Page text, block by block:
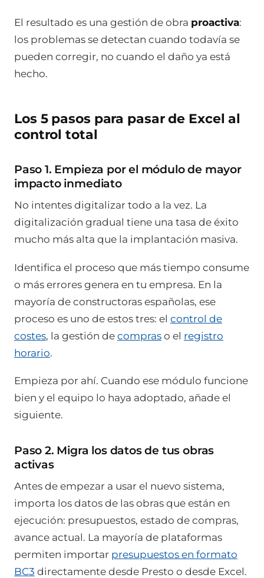
El resultado es una gestión de obra proactiva:
los problemas se detectan cuando todavía se
pueden corregir, no cuando el daño ya está
hecho.
Los 5 pasos para pasar de Excel al
control total
Paso 1. Empieza por el módulo de mayor
impacto inmediato
No intentes digitalizar todo a la vez. La
digitalización gradual tiene una tasa de éxito
mucho más alta que la implantación masiva.
Identifica el proceso que más tiempo consume
o más errores genera en tu empresa. En la
mayoría de constructoras españolas, ese
proceso es uno de estos tres: el control de
costes, la gestión de compras o el registro
horario.
Empieza por ahí. Cuando ese módulo funcione
bien y el equipo lo haya adoptado, añade el
siguiente.
Paso 2. Migra los datos de tus obras
activas
Antes de empezar a usar el nuevo sistema,
importa los datos de las obras que están en
ejecución: presupuestos, estado de compras,
avance actual. La mayoría de plataformas
permiten importar presupuestos en formato
BC3 directamente desde Presto o desde Excel.